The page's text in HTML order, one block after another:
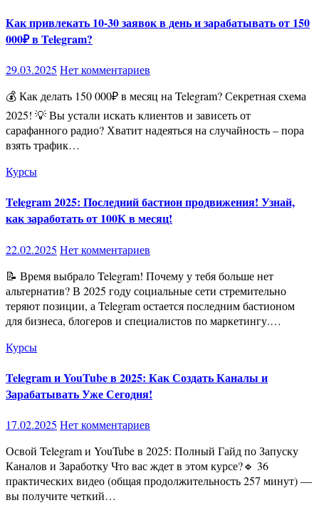
Как привлекать 10-30 заявок в день и зарабатывать от 150
000₽ в Telegram?
29.03.2025 Нет комментариев
💰 Как делать 150 000₽ в месяц на Telegram? Секретная схема
2025! 💡 Вы устали искать клиентов и зависеть от
сарафанного радио? Хватит надеяться на случайность – пора
взять трафик…
Курсы
Telegram 2025: Последний бастион продвижения! Узнай,
как заработать от 100К в месяц!
22.02.2025 Нет комментариев
📝 Время выбрало Telegram! Почему у тебя больше нет
альтернатив? В 2025 году социальные сети стремительно
теряют позиции, а Telegram остается последним бастионом
для бизнеса, блогеров и специалистов по маркетингу.…
Курсы
Telegram и YouTube в 2025: Как Создать Каналы и
Зарабатывать Уже Сегодня!
17.02.2025 Нет комментариев
Освой Telegram и YouTube в 2025: Полный Гайд по Запуску
Каналов и Заработку Что вас ждет в этом курсе?🔹 36
практических видео (общая продолжительность 257 минут) —
вы получите четкий…